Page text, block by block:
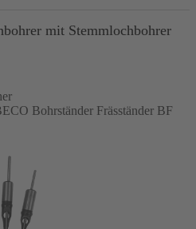
mit Stemmlochbohrer
Bohrständer Fräsständer BF